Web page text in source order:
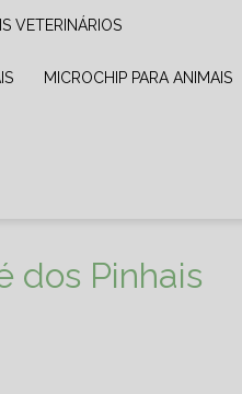
VETERINÁRIOS
MICROCHIP PARA ANIMAIS
dos Pinhais